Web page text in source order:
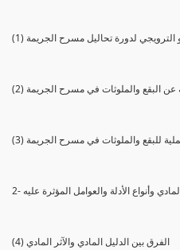
الترويجي لدورة تحاليل مسرح الجريمة
عن البقع والملوثات في مسرح الجريمة
للبقع والملوثات في مسرح الجريمة
وأنواع الأدلة والعوامل المؤثرة عليه
(4) الفرق بين الدليل المادي والآثر المادي